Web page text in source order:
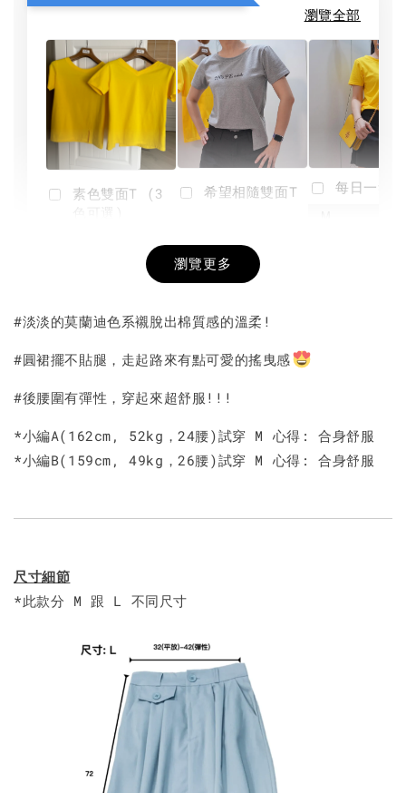
瀏覽全部
素色雙面T (3
+
希望相隨雙面T
NT$ 190
-
每日一笑
加入購物車
瀏覽更多
#淡淡的莫蘭迪色系襯脫出棉質感的溫柔!
#圓裙擺不貼腿，走起路來有點可愛的搖曳感
#後腰圍有彈性，穿起來超舒服!!!
*小編A(162cm, 52kg，24腰)試穿 M 心得: 合身舒服
*小編B(159cm, 49kg，26腰)試穿 M 心得: 合身舒服
尺寸細節
*此款分 M 跟 L 不同尺寸